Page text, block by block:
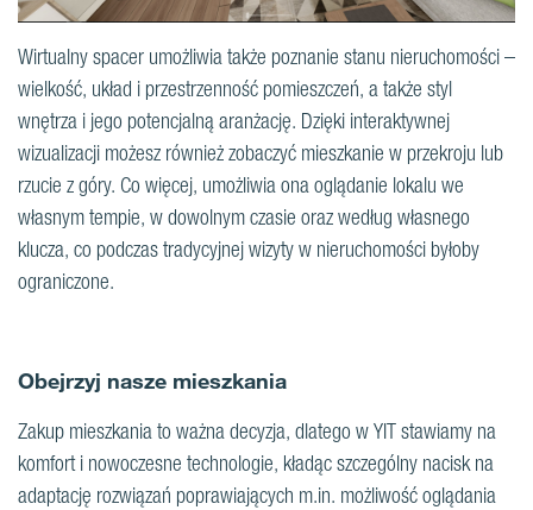
Wirtualny spacer umożliwia także poznanie stanu nieruchomości –
wielkość, układ i przestrzenność pomieszczeń, a także styl
wnętrza i jego potencjalną aranżację. Dzięki interaktywnej
wizualizacji możesz również zobaczyć mieszkanie w przekroju lub
rzucie z góry. Co więcej, umożliwia ona oglądanie lokalu we
własnym tempie, w dowolnym czasie oraz według własnego
klucza, co podczas tradycyjnej wizyty w nieruchomości byłoby
ograniczone.
Obejrzyj nasze mieszkania
Zakup mieszkania to ważna decyzja, dlatego w YIT stawiamy na
komfort i nowoczesne technologie, kładąc szczególny nacisk na
adaptację rozwiązań poprawiających m.in. możliwość oglądania